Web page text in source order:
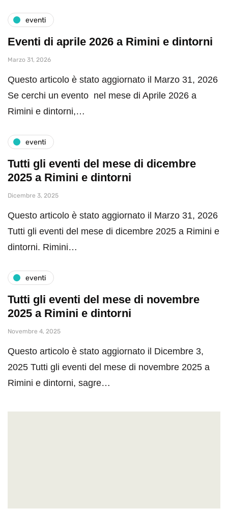
eventi
Eventi di aprile 2026 a Rimini e dintorni
Marzo 31, 2026
Questo articolo è stato aggiornato il Marzo 31, 2026
Se cerchi un evento nel mese di Aprile 2026 a
Rimini e dintorni,…
eventi
Tutti gli eventi del mese di dicembre
2025 a Rimini e dintorni
Dicembre 3, 2025
Questo articolo è stato aggiornato il Marzo 31, 2026
Tutti gli eventi del mese di dicembre 2025 a Rimini e
dintorni. Rimini…
eventi
Tutti gli eventi del mese di novembre
2025 a Rimini e dintorni
Novembre 4, 2025
Questo articolo è stato aggiornato il Dicembre 3,
2025 Tutti gli eventi del mese di novembre 2025 a
Rimini e dintorni, sagre…